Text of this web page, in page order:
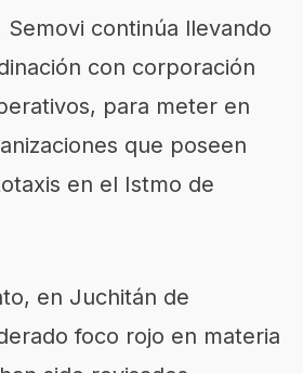
Semovi continúa llevando
con corporación
para meter en
que poseen
en el Istmo de
en Juchitán de
foco rojo en materia